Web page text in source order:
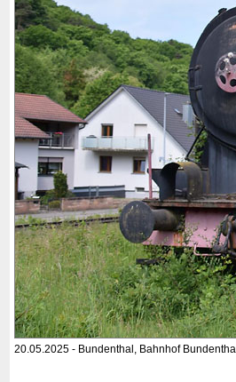
20.05.2025 - Bundenthal, Bahnhof